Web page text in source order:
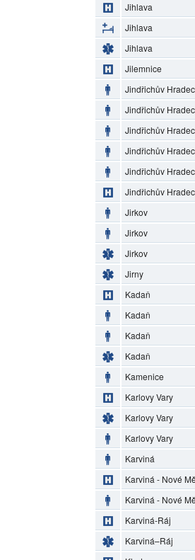
Jihlava
Jihlava
Jihlava
Jilemnice
Jindřichův Hradec
Jindřichův Hradec
Jindřichův Hradec
Jindřichův Hradec
Jindřichův Hradec
Jindřichův Hradec
Jirkov
Jirkov
Jirkov
Jirny
Kadaň
Kadaň
Kadaň
Kadaň
Kamenice
Karlovy Vary
Karlovy Vary
Karlovy Vary
Karviná
Karviná - Nové
Karviná - Nové
Karviná-Ráj
Karviná–Ráj